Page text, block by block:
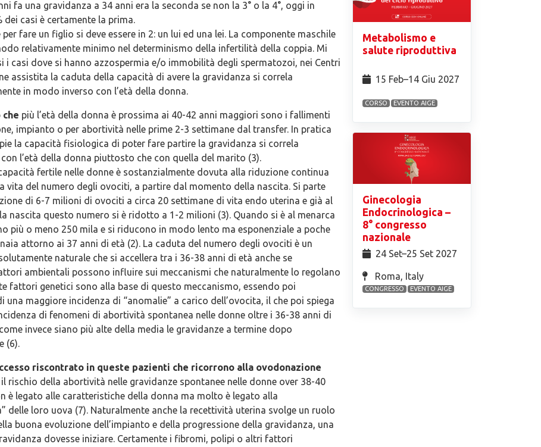
fa una gravidanza a 34 anni era la seconda se non la 3° o la 4°, oggi in
dei casi è certamente la prima.
fare un figlio si deve essere in 2: un lui ed una lei. La componente maschile
relativamente minimo nel determinismo della infertilità della coppia. Mi
i casi dove si hanno azzospermia e/o immobilità degli spermatozoi, nei Centri
assistita la caduta della capacità di avere la gravidanza si correla
in modo inverso con l’età della donna.
che più l’età della donna è prossima ai 40-42 anni maggiori sono i fallimenti
impianto o per abortività nelle prime 2-3 settimane dal transfer. In pratica
la capacità fisiologica di poter fare partire la gravidanza si correla
l’età della donna piuttosto che con quella del marito (3).
fertile nelle donne è sostanzialmente dovuta alla riduzione continua
vita del numero degli ovociti, a partire dal momento della nascita. Si parte
di 6-7 milioni di ovociti a circa 20 settimane di vita endo uterina e già al
nascita questo numero si è ridotto a 1-2 milioni (3). Quando si è al menarca
più o meno 250 mila e si riducono in modo lento ma esponenziale a poche
attorno ai 37 anni di età (2). La caduta del numero degli ovociti è un
naturale che si accellera tra i 36-38 anni di età anche se
ambientali possono influire sui meccanismi che naturalmente lo regolano
fattori genetici sono alla base di questo meccanismo, essendo poi
una maggiore incidenza di “anomalie” a carico dell’ovocita, il che poi spiega
di fenomeni di abortività spontanea nelle donne oltre i 36-38 anni di
invece siano più alte della media le gravidanze a termine dopo
(6).
riscontrato in queste pazienti che ricorrono alla ovodonazione
rischio della abortività nelle gravidanze spontanee nelle donne over 38-40
è legato alle caratteristiche della donna ma molto è legato alla
delle loro uova (7). Naturalmente anche la recettività uterina svolge un ruolo
buona evoluzione dell’impianto e della progressione della gravidanza, una
dovesse iniziare. Certamente i fibromi, polipi o altri fattori
Metabolismo e
salute riproduttiva
15 Feb⁠–14 Giu 2027
CORSO EVENTO AIGE
Ginecologia
Endocrinologica –
8° congresso
nazionale
24 Set⁠–25 Set 2027
Roma, Italy
CONGRESSO EVENTO AIGE